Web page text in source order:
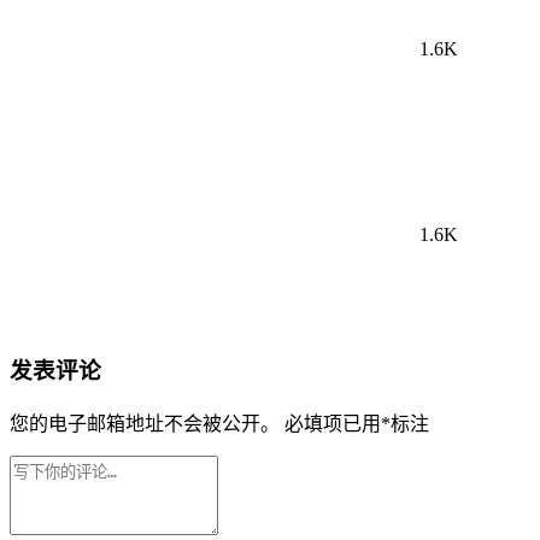
1.6K
1.6K
发表评论
您的电子邮箱地址不会被公开。 必填项已用 *标注